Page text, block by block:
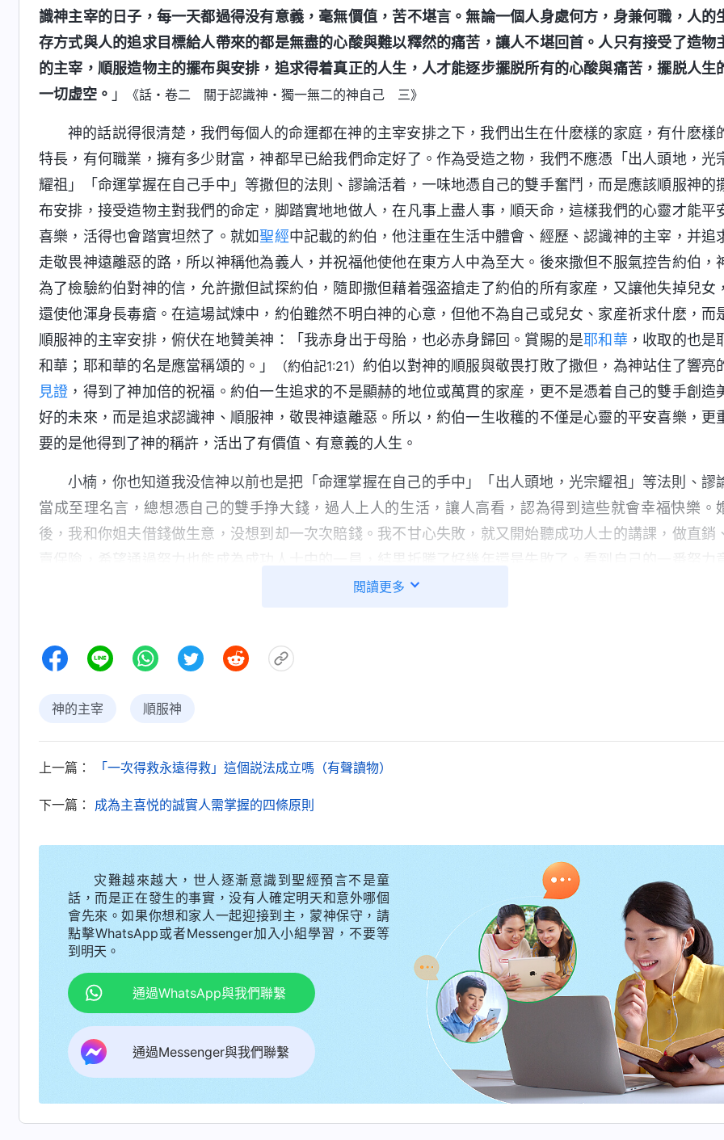
識神主宰的日子，每一天都過得没有意義，毫無價值，苦不堪言。無論一個人身處何方，身兼何職，人的
存方式與人的追求目標給人帶來的都是無盡的心酸與難以釋然的痛苦，讓人不堪回首。人只有接受了造物
的主宰，順服造物主的擺布與安排，追求得着真正的人生，人才能逐步擺脱所有的心酸與痛苦，擺脱人生
一切虚空。 」 《話・卷二 關于認識神・獨一無二的神自己 三》
神的話説得很清楚，我們每個人的命運都在神的主宰安排之下，我們出生在什麽樣的家庭，有什麽樣
特長，有何職業，擁有多少財富，神都早已給我們命定好了。作為受造之物，我們不應憑「出人頭地，光
耀祖」「命運掌握在自己手中」等撒但的法則、謬論活着，一味地憑自己的雙手奮鬥，而是應該順服神的
布安排，接受造物主對我們的命定，脚踏實地地做人，在凡事上盡人事，順天命，這樣我們的心靈才能平
喜樂，活得也會踏實坦然了。就如聖經中記載的約伯，他注重在生活中體會、經歷、認識神的主宰，并追
走敬畏神遠離惡的路，所以神稱他為義人，并祝福他使他在東方人中為至大。後來撒但不服氣控告約伯，
為了檢驗約伯對神的信，允許撒但試探約伯，隨即撒但藉着强盗搶走了約伯的所有家産，又讓他失掉兒女，
還使他渾身長毒瘡。在這場試煉中，約伯雖然不明白神的心意，但他不為自己或兒女、家産祈求什麽，而
順服神的主宰安排，俯伏在地贊美神：「我赤身出于母胎，也必赤身歸回。賞賜的是耶和華 ，收取的也是
和華；耶和華的名是應當稱頌的。」
（約伯記1:21） 約伯以對神的順服與敬畏打敗了撒但，為神站住了響亮
見證 ，得到了神加倍的祝福。約伯一生追求的不是顯赫的地位或萬貫的家産，更不是憑着自己的雙手創造
好的未來，而是追求認識神、順服神，敬畏神遠離惡。所以，約伯一生收穫的不僅是心靈的平安喜樂，更
要的是他得到了神的稱許，活出了有價值、有意義的人生。
小楠，你也知道我没信神以前也是把「命運掌握在自己的手中」「出人頭地，光宗耀祖」等法則、謬
當成至理名言，總想憑自己的雙手挣大錢，過人上人的生活，讓人高看，認為得到這些就會幸福快樂。
後，我和你姐夫借錢做生意，没想到却一次次賠錢。我不甘心失敗，就又開始聽成功人士的講課，做直銷、
换來這樣的結果，我受不了這個打擊就活在痛苦中，對生活失去了希望，覺得自己這輩子完了，不能出人頭
生活所需的一切，只要我們正常勞作就能維持生活，這樣我們也有更多的時間信神、敬拜神，得以活在神面
人，結果給自己帶來的都是痛苦。明白這些後，我才看到自己被撒但敗壞太深了，所追求的一切都是與神造
人的心意相違背的，同時我也明白了我們人只有信神、順服神的擺布安排，才能擺脱撒但的捆綁和苦害，
得輕鬆、快樂。
之後，我常與弟兄姊妹一起聚會讀神的話，交通經歷認識，并積極傳福音，把神的救恩傳給那些還在痛
尋求實行路，很多問題都得到了解决，我心靈倍感平安和幸福。這種來自心靈深處的踏實平安是用多少錢財
都换不來的。經歷神作工這些年，我明白了一些真理，看透了名利地位的虚空。想想那些地位顯赫、身價百
萬千萬的高官、富豪、明星，他們活得真幸福、快樂嗎？為什麽很多高官、富豪、明星都會選擇自殺了却此
生呢？事實證明：我們人擁有再高的地位、再多的錢財，只能滿足暫時的肉體享受，却永遠填補不了心靈的
空虚，活着没有絲毫的意義、價值，也得不到真正的幸福快樂。神的話説：「人畢竟是人，神的地位與神的
生命是没有一個人能够取代的，人類需要的不僅僅是吃飽肚腹、人人平等與人人自由的公平社會，需要的是
神的拯救與神對人類的生命供應。
《話・卷一 神的顯現與作工・附篇二 神主宰着全人類的命運》我們只有
神、跟隨神，從神話語中明白真理認識神了，能分辨、弃絶錯誤的看事觀點，順服神的主宰安排，我們才
有真正的平安喜樂，才能活得幸福。自從信神後，我覺得自己每一天都過得很充實，有意義，心裏也感到
閲讀更多
神的主宰 順服神
上一篇： 「一次得救永遠得救」這個説法成立嗎（有聲讀物）
下一篇： 成為主喜悦的誠實人需掌握的四條原則
灾難越來越大，世人逐漸意識到聖經預言不是童
話，而是正在發生的事實，没有人確定明天和意外哪個
會先來。如果你想和家人一起迎接到主，蒙神保守，請
點擊WhatsApp或者Messenger加入小組學習，不要等
到明天。
通過WhatsApp與我們聯繫
通過Messenger與我們聯繫